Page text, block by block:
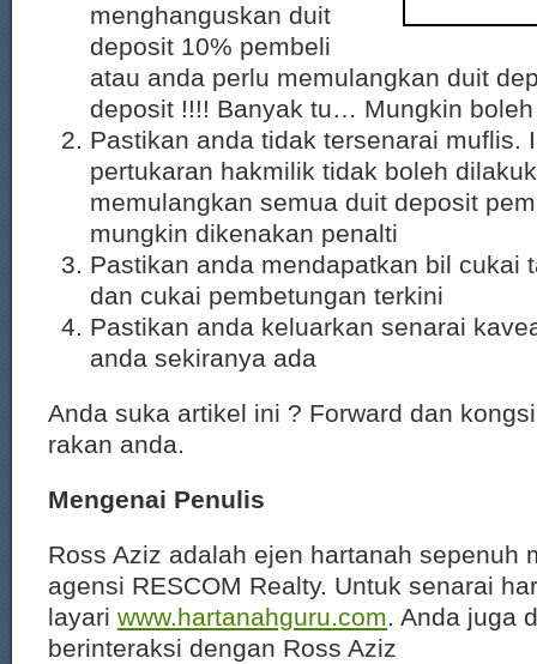
menghanguskan duit
deposit 10% pembeli
atau anda perlu memulangkan duit
deposit !!!! Banyak tu… Mungkin
Pastikan anda tidak tersenarai muflis.
pertukaran hakmilik tidak boleh
memulangkan semua duit deposit
mungkin dikenakan penalti
Pastikan anda mendapatkan bil cukai
dan cukai pembetungan terkini
Pastikan anda keluarkan senarai
anda sekiranya ada
Anda suka artikel ini ? Forward dan
rakan anda.
Mengenai Penulis
Ross Aziz adalah ejen hartanah sepenuh
agensi RESCOM Realty. Untuk senarai
layari www.hartanahguru.com. Anda juga
berinteraksi dengan Ross Aziz